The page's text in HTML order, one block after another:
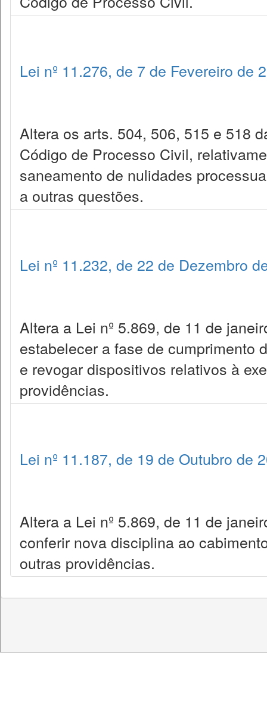
Lei nº 11.276, de 7 de Fevereiro de
Altera os arts. 504, 506, 515 e 518
Código de Processo Civil,
saneamento de nulidades
a outras questões.
Lei nº 11.232, de 22 de Dezembro
Altera a Lei nº 5.869, de 11 de
estabelecer a fase de cumprimento
e revogar dispositivos relativos à
providências.
Lei nº 11.187, de 19 de Outubro de
Altera a Lei nº 5.869, de 11 de
conferir nova disciplina ao
outras providências.